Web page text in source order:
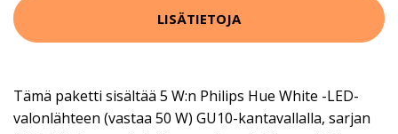
LISÄTIETOJA
Tämä paketti sisältää 5 W:n Philips Hue White -LED-
valonlähteen (vastaa 50 W) GU10-kantavallalla, sarjan